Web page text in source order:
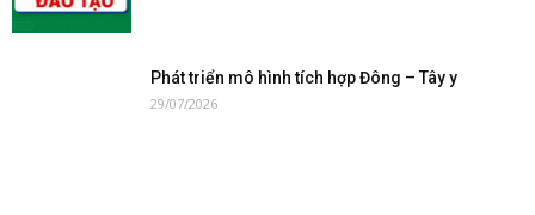
Phát triển mô hình tích hợp Đông – Tây y
29/07/2026